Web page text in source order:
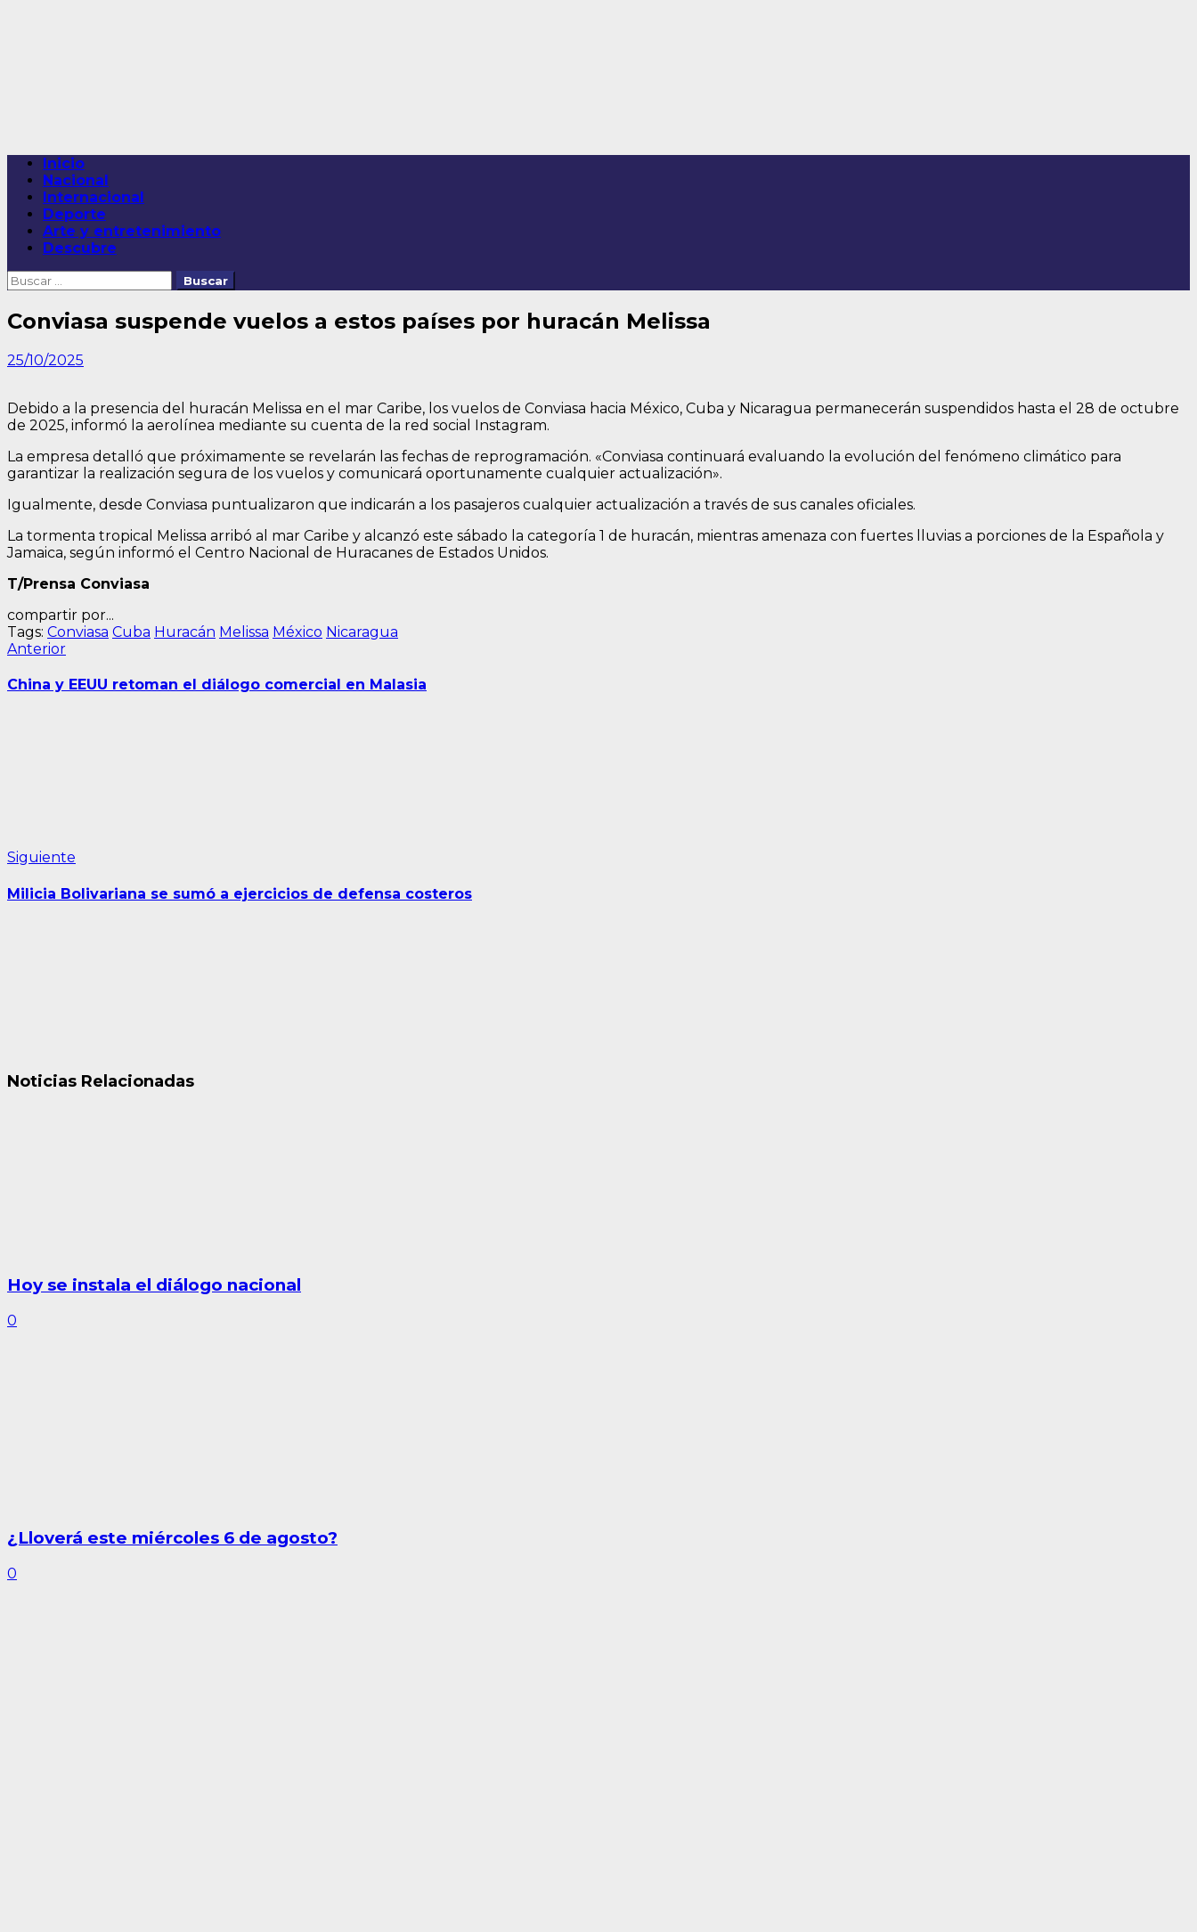
Menú
principal
Inicio
Nacional
Internacional
Deporte
Arte y entretenimiento
Descubre
Buscar:
Conviasa suspende vuelos a estos países por huracán Melissa
25/10/2025
Debido a la presencia del huracán Melissa en el mar Caribe, los vuelos de Conviasa hacia México, Cuba y Nicaragua permanecerán suspendidos hasta el 28 de octubre
de 2025, informó la aerolínea mediante su cuenta de la red social Instagram.
La empresa detalló que próximamente se revelarán las fechas de reprogramación. «Conviasa continuará evaluando la evolución del fenómeno climático para
garantizar la realización segura de los vuelos y comunicará oportunamente cualquier actualización».
Igualmente, desde Conviasa puntualizaron que indicarán a los pasajeros cualquier actualización a través de sus canales oficiales.
La tormenta tropical Melissa arribó al mar Caribe y alcanzó este sábado la categoría 1 de huracán, mientras amenaza con fuertes lluvias a porciones de la Española y
Jamaica, según informó el Centro Nacional de Huracanes de Estados Unidos.
T/Prensa Conviasa
compartir por...
Tags: Conviasa Cuba Huracán Melissa México Nicaragua
Navegación
de
AnteriorEntrada
China y EEUU retoman el diálogo comercial en Malasia
Siguiente
Milicia Bolivariana se sumó a ejercicios de defensa costeros
Noticias Relacionadas
Hoy se instala el diálogo nacional
0
¿Lloverá este miércoles 6 de agosto?
0